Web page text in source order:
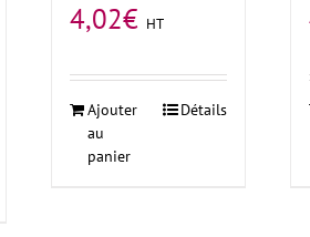
4,02€ HT
Ajouter
au
panier
Détails